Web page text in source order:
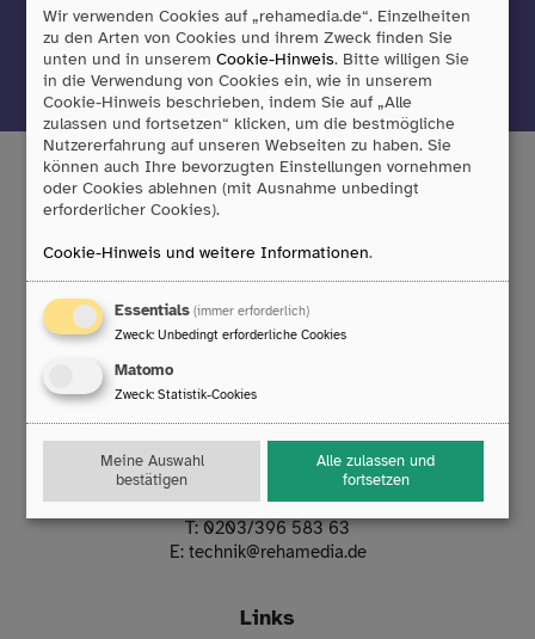
Jetzt anmelden
Tobii Dynavox GmbH
Friedrich-Ebert-Straße 134
47229 Duisburg
T:0203/396 583 0
F:0203/393 444 98
Reparaturservice
Technischer Support
Mo. bis Do.: 8:00 – 16:30 Uhr
Fr.: 8:00 – 14:00 Uhr
T:0203/396 583 63
E: technik@rehamedia.de
Links
Wir verwenden Cookies auf „rehamedia.de“. Einzelheiten
zu den Arten von Cookies und ihrem Zweck finden Sie
unten und in unseremCookie-Hinweis. Bitte willigen Sie
in die Verwendung von Cookies ein, wie in unserem
Cookie-Hinweis beschrieben, indem Sie auf „Alle
zulassen und fortsetzen“ klicken, um die bestmögliche
Nutzererfahrung auf unseren Webseiten zu haben. Sie
können auch Ihre bevorzugten Einstellungen vornehmen
oder Cookies ablehnen (mit Ausnahme unbedingt
erforderlicher Cookies).
Cookie-Hinweis und weitere Informationen.
Essentials (immer erforderlich)
Zweck: Unbedingt erforderliche Cookies
Matomo
Zweck: Statistik-Cookies
Meine Auswahl
bestätigen
Alle zulassen und
fortsetzen